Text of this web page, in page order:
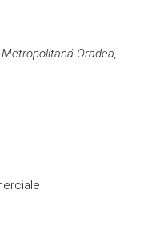
Oradea,